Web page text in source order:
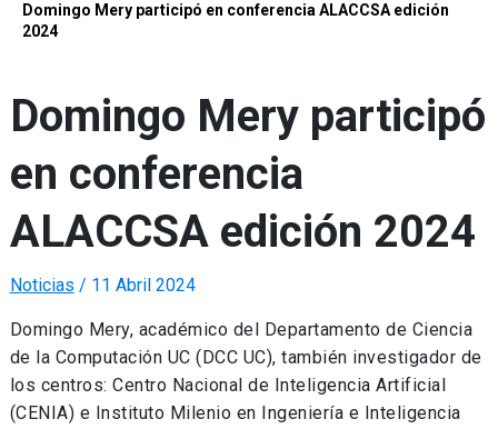
Domingo Mery participó en conferencia ALACCSA edición
2024
Domingo Mery participó
en conferencia
ALACCSA edición 2024
Noticias / 11 Abril 2024
Domingo Mery, académico del Departamento de Ciencia
de la Computación UC (DCC UC), también investigador de
los centros: Centro Nacional de Inteligencia Artificial
(CENIA) e Instituto Milenio en Ingeniería e Inteligencia